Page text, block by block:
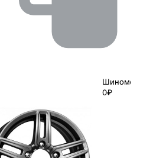
Шиномонтаж
0₽